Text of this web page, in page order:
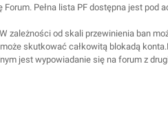
Pełna lista PF dostępna jest pod
od skali przewinienia ban
skutkować całkowitą blokadą
jest wypowiadanie się na forum z